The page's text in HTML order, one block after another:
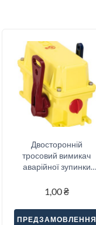
Двосторонній
тросовий вимикач
аварійної зупинки
1,00₴
ПРЕДЗАМОВЛЕННЯ